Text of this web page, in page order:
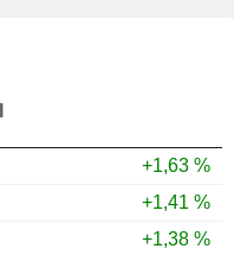
+1,63 %
+1,41 %
+1,38 %